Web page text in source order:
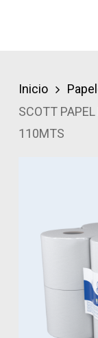
Inicio
SCOTT
110MTS